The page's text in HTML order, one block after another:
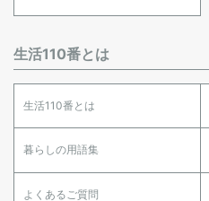
生活110番とは
生活110番とは
暮らしの用語集
よくあるご質問